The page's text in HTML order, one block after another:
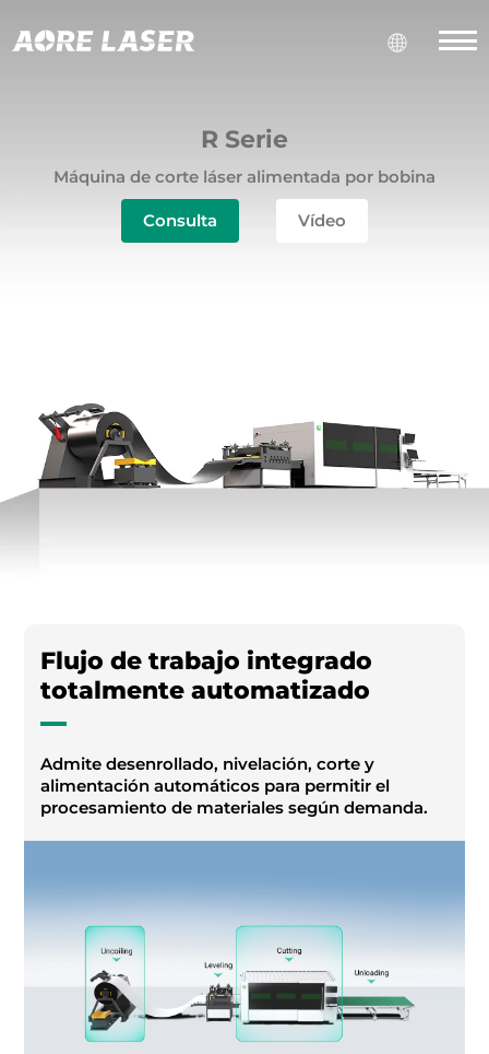
R Serie
Máquina de corte láser alimentada por bobina
Consulta Vídeo
Flujo de trabajo integrado
totalmente automatizado
Admite desenrollado, nivelación, corte y
alimentación automáticos para permitir el
procesamiento de materiales según demanda.